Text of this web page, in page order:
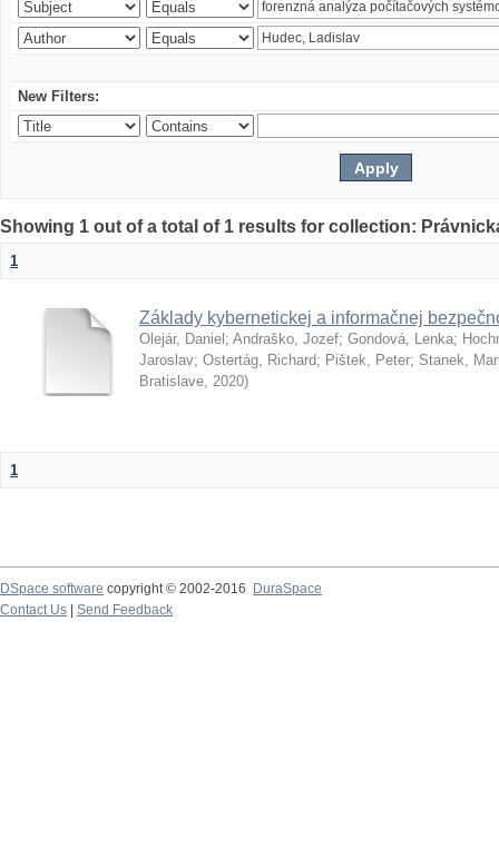
New Filters:
Showing 1 out of a total of 1 results for collection:
1
Základy kybernetickej a informačnej
Olejár, Daniel ; Andraško, Jozef; Gondová, Lenka;
Jaroslav; Ostertág, Richard; Pištek, Peter; Stanek,
Bratislave, 2020)
1
DSpace software copyright © 2002-2016
DuraSpace
Contact Us
Send Feedback